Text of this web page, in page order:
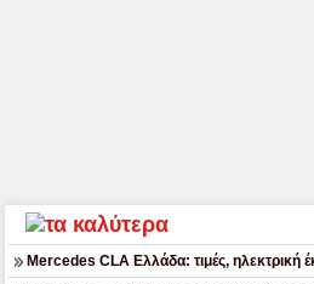
Mercedes CLA Ελλάδα: τιμές, ηλεκτρική